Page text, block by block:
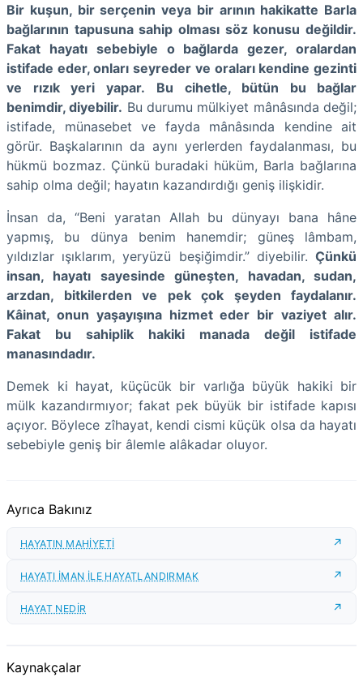
Bir kuşun, bir serçenin veya bir arının hakikatte Barla
bağlarının tapusuna sahip olması söz konusu değildir.
Fakat hayatı sebebiyle o bağlarda gezer, oralardan
istifade eder, onları seyreder ve oraları kendine gezinti
ve rızık yeri yapar.
Bu cihetle, bütün bu bağlar
benimdir, diyebilir. Bu durumu mülkiyet mânâsında değil;
istifade, münasebet ve fayda mânâsında kendine ait
görür. Başkalarının da aynı yerlerden faydalanması, bu
hükmü bozmaz. Çünkü buradaki hüküm, Barla bağlarına
sahip olma değil; hayatın kazandırdığı geniş ilişkidir.
İnsan da, “Beni yaratan Allah bu dünyayı bana hâne
yapmış, bu dünya benim hanemdir; güneş lâmbam,
yıldızlar ışıklarım, yeryüzü beşiğimdir.” diyebilir. Çünkü
insan, hayatı sayesinde güneşten, havadan, sudan,
arzdan, bitkilerden ve pek çok şeyden faydalanır.
Kâinat, onun yaşayışına hizmet eder bir vaziyet alır.
Fakat bu sahiplik hakiki manada değil istifade
manasındadır.
Demek ki hayat, küçücük bir varlığa büyük hakiki bir
mülk kazandırmıyor; fakat pek büyük bir istifade kapısı
açıyor. Böylece zîhayat, kendi cismi küçük olsa da hayatı
sebebiyle geniş bir âlemle alâkadar oluyor.
Ayrıca Bakınız
HAYATIN MAHİYETİ
HAYATI İMAN İLE HAYATLANDIRMAK
HAYAT NEDİR
Kaynakçalar